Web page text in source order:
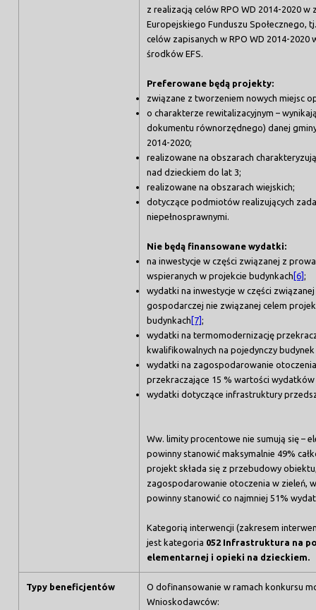
z realizacją celów RPO WD 2014-2020
Europejskiego Funduszu Społecznego,
celów zapisanych w RPO WD 2014-
środków EFS.
Preferowane będą projekty:
związane z tworzeniem nowych miejsc
o charakterze rewitalizacyjnym –
dokumentu równorzędnego) danej
2014-2020;
realizowane na obszarach
nad dzieckiem do lat 3;
realizowane na obszarach wiejskich;
dotyczące podmiotów realizujących
niepełnosprawnymi.
Nie będą finansowane wydatki:
na inwestycje w części związanej z
wspieranych w projekcie budynkach [6] ;
wydatki na inwestycje w części
gospodarczej nie związanej celem
budynkach [7] ;
wydatki na termomodernizację
kwalifikowalnych na pojedynczy
wydatki na zagospodarowanie
przekraczające 15 % wartości
wydatki dotyczące infrastruktury
Ww. limity procentowe nie sumują się –
powinny stanowić maksymalnie 49%
projekt składa się z przebudowy
zagospodarowanie otoczenia w zieleń,
powinny stanowić co najmniej 51%
Kategorią interwencji (zakresem
jest kategoria 052 Infrastruktura na
elementarnej i opieki na dzieckiem.
Typy beneficjentów
O dofinansowanie w ramach konkursu
Wnioskodawców: